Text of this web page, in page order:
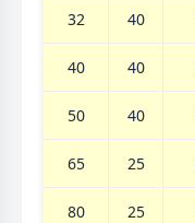
32 40
40 40
50 40
65 25
80 25